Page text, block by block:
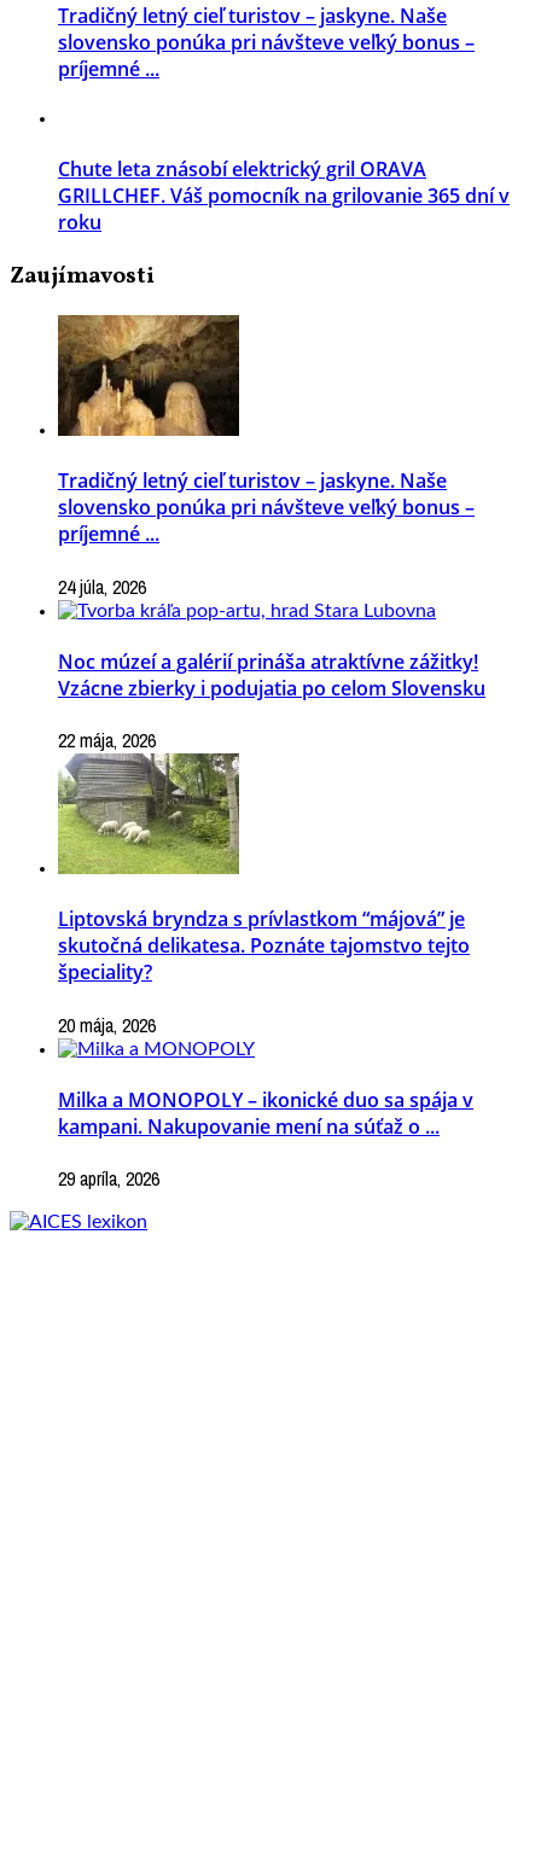
Tradičný letný cieľ turistov – jaskyne. Naše
slovensko ponúka pri návšteve veľký bonus –
príjemné ...
Chute leta znásobí elektrický gril ORAVA
GRILLCHEF. Váš pomocník na grilovanie 365 dní v
roku
Zaujímavosti
Tradičný letný cieľ turistov – jaskyne. Naše
slovensko ponúka pri návšteve veľký bonus –
príjemné ...
24 júla, 2026
Noc múzeí a galérií prináša atraktívne zážitky!
Vzácne zbierky i podujatia po celom Slovensku
22 mája, 2026
Liptovská bryndza s prívlastkom “májová” je
skutočná delikatesa. Poznáte tajomstvo tejto
špeciality?
20 mája, 2026
Milka a MONOPOLY – ikonické duo sa spája v
kampani. Nakupovanie mení na súťaž o ...
29 apríla, 2026